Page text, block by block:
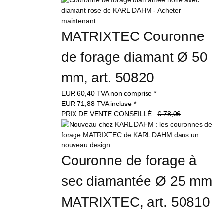
MATRIXTEC Couronne
de forage diamant Ø 50
mm, art. 50820
EUR60,40 TVA non comprise *
EUR71,88 TVA incluse *
PRIX DE VENTE CONSEILLÉ :€ 78,06
Couronne de forage à
sec diamantée Ø 25 mm
MATRIXTEC, art. 50810